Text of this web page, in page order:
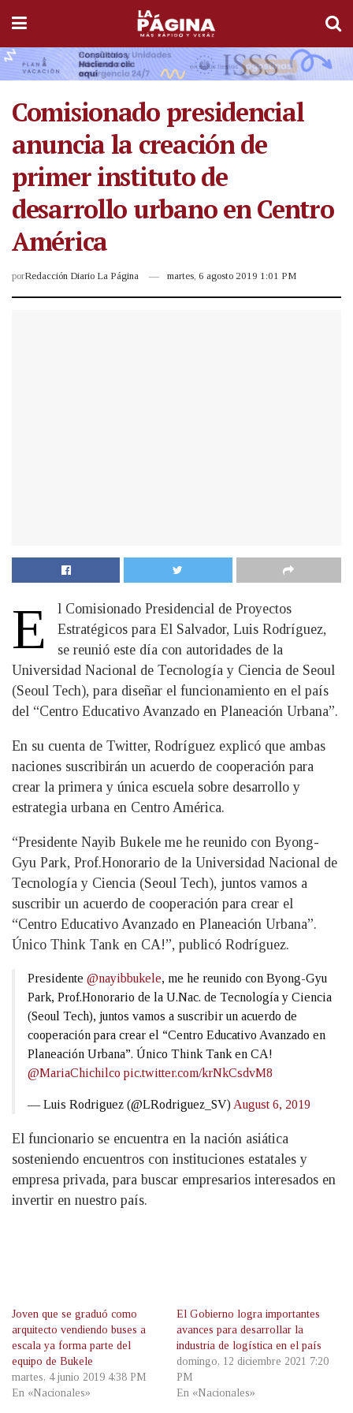
Comisionado presidencial
anuncia la creación de
primer instituto de
desarrollo urbano en Centro
América
porRedacción Diario La Página martes, 6 agosto 2019 1:01 PM
E
l Comisionado Presidencial de Proyectos
Estratégicos para El Salvador, Luis Rodríguez,
se reunió este día con autoridades de la
Universidad Nacional de Tecnología y Ciencia de Seoul
(Seoul Tech), para diseñar el funcionamiento en el país
del “Centro Educativo Avanzado en Planeación Urbana”.
En su cuenta de Twitter, Rodríguez explicó que ambas
naciones suscribirán un acuerdo de cooperación para
crear la primera y única escuela sobre desarrollo y
estrategia urbana en Centro América.
“Presidente Nayib Bukele me he reunido con Byong-
Gyu Park, Prof.Honorario de la Universidad Nacional de
Tecnología y Ciencia (Seoul Tech), juntos vamos a
suscribir un acuerdo de cooperación para crear el
“Centro Educativo Avanzado en Planeación Urbana”.
Único Think Tank en CA!”, publicó Rodríguez.
Presidente @nayibbukele, me he reunido con Byong-Gyu
Park, Prof.Honorario de la U.Nac. de Tecnología y Ciencia
(Seoul Tech), juntos vamos a suscribir un acuerdo de
cooperación para crear el “Centro Educativo Avanzado en
Planeación Urbana”. Único Think Tank en CA!
@MariaChichilco pic.twitter.com/krNkCsdvM8
— Luis Rodriguez (@LRodriguez_SV) August 6, 2019
El funcionario se encuentra en la nación asiática
sosteniendo encuentros con instituciones estatales y
empresa privada, para buscar empresarios interesados en
invertir en nuestro país.
Joven que se graduó como
arquitecto vendiendo buses a
escala ya forma parte del
equipo de Bukele
martes, 4 junio 2019 4:38 PM
En «Nacionales»
El Gobierno logra importantes
avances para desarrollar la
industria de logística en el país
domingo, 12 diciembre 2021 7:20
PM
En «Nacionales»